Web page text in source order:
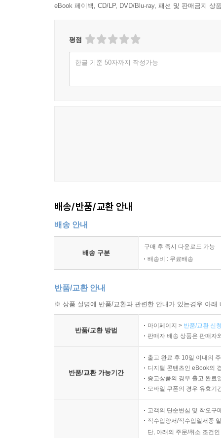
오차, 불확실성, 변동성의 분리
확률과 가능성을 혼동하지 않는 표현
신뢰도와 근거수준을 전달하는 방식
민감도와 강건성의 기본 개념
기후 위험을 구성하는 요소의 조합
노출과 취약성의 구분이 중요한 이유
직접 영향과 간접 영향의 구별
임계점과 한계선의 의미
적응의 효과를 판단하는 기본 관점
챕터 10 과학에서 정책까지: 합의, 의사결정, 커뮤
과학적 합의가 만들어지는 절차적 의미
정책 질문이 과학 질문과 달라지는 지점
증거를 정책 언어로 변환하는 구조
이해관계자 관점 차이를 다루는 표현
불확실성 속 의사결정의 기본 논리
공개와 투명성이 신뢰에 미치는 영향
eBook 페이백, CD/LP, DVD/Blu-ray, 패션 및 판매금지 상
평점
한글 기준 50자까지 작성가능
배송/반품/교환 안내
배송 안내
배송 구분
구매 후 즉시 다운로드 가능
배송비 : 무료배송
반품/교환 안내
※ 상품 설명에 반품/교환과 관련한 안내가 있는경우 아
반품/교환 방법
마이페이지 > 반품/교환 신
판매자 배송 상품은 판매자
반품/교환 가능기간
출고 완료 후 10일 이내의
디지털 콘텐츠인 eBook의
중고상품의 경우 출고 완료
모바일 쿠폰의 경우 유효기
고객의 단순변심 및 착오구
직수입양서/직수입일서중
단, 아래의 주문/취소 조건